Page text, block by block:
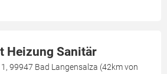
Heizung Sanitär
99947 Bad Langensalza (42km von